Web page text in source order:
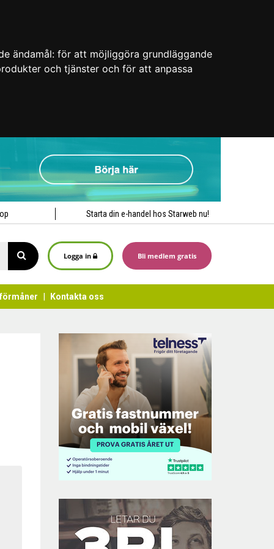
ändamål: för att möjliggöra grundläggande
och tjänster och för att anpassa
Starta din e-handel hos Starweb nu!
Logga in Bli medlem gratis
Kontakta oss